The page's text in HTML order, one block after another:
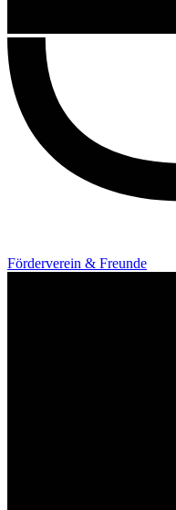
Förderverein & Freunde